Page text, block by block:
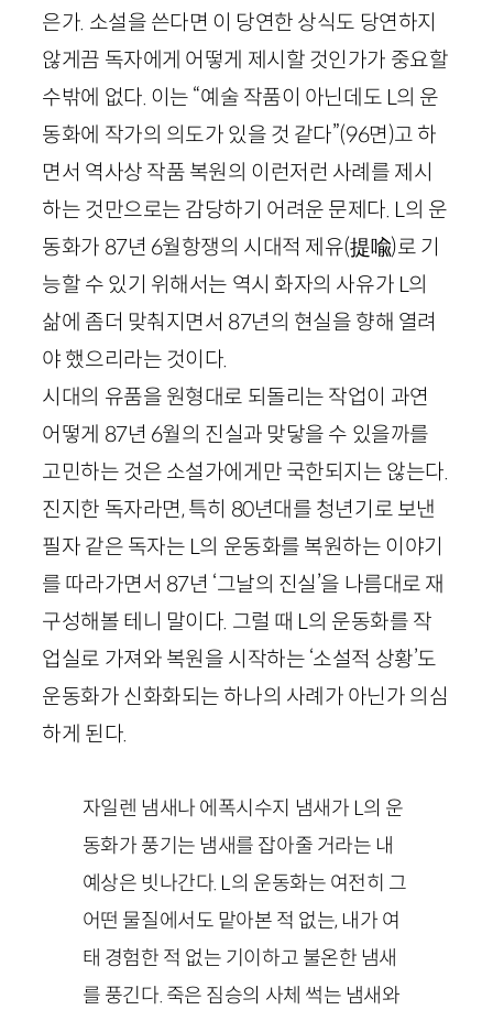
은가. 소설을 쓴다면 이 당연한 상식도 당연하지
않게끔 독자에게 어떻게 제시할 것인가가 중요할
수밖에 없다. 이는 “예술 작품이 아닌데도 L의 운
동화에 작가의 의도가 있을 것 같다”(96면)고 하
면서 역사상 작품 복원의 이런저런 사례를 제시
하는 것만으로는 감당하기 어려운 문제다. L의 운
동화가 87년 6월항쟁의 시대적 제유(提喩)로 기
능할 수 있기 위해서는 역시 화자의 사유가 L의
삶에 좀더 맞춰지면서 87년의 현실을 향해 열려
야 했으리라는 것이다.
시대의 유품을 원형대로 되돌리는 작업이 과연
어떻게 87년 6월의 진실과 맞닿을 수 있을까를
고민하는 것은 소설가에게만 국한되지는 않는다.
진지한 독자라면, 특히 80년대를 청년기로 보낸
필자 같은 독자는 L의 운동화를 복원하는 이야기
를 따라가면서 87년 ‘그날의 진실’을 나름대로 재
구성해볼 테니 말이다. 그럴 때 L의 운동화를 작
업실로 가져와 복원을 시작하는 ‘소설적 상황’도
운동화가 신화화되는 하나의 사례가 아닌가 의심
하게 된다.
자일렌 냄새나 에폭시수지 냄새가 L의 운
동화가 풍기는 냄새를 잡아줄 거라는 내
예상은 빗나간다. L의 운동화는 여전히 그
어떤 물질에서도 맡아본 적 없는, 내가 여
태 경험한 적 없는 기이하고 불온한 냄새
를 풍긴다. 죽은 짐승의 사체 썩는 냄새와